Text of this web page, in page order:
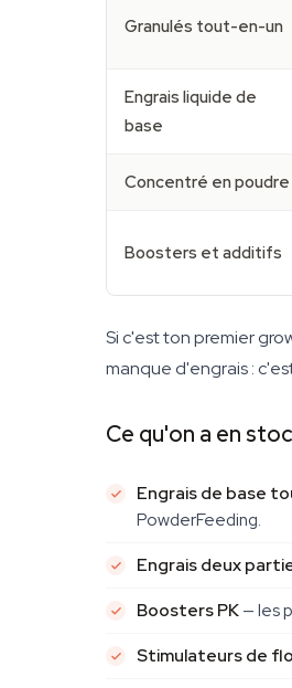
Granulés tout-en-un
Engrais liquide de
base
Concentré en poudre
Boosters et additifs
Si c'est ton premier
manque d'engrais :
Ce qu'on a en
Engrais de base
PowderFeeding.
Engrais deux
Boosters PK— les
Stimulateurs de